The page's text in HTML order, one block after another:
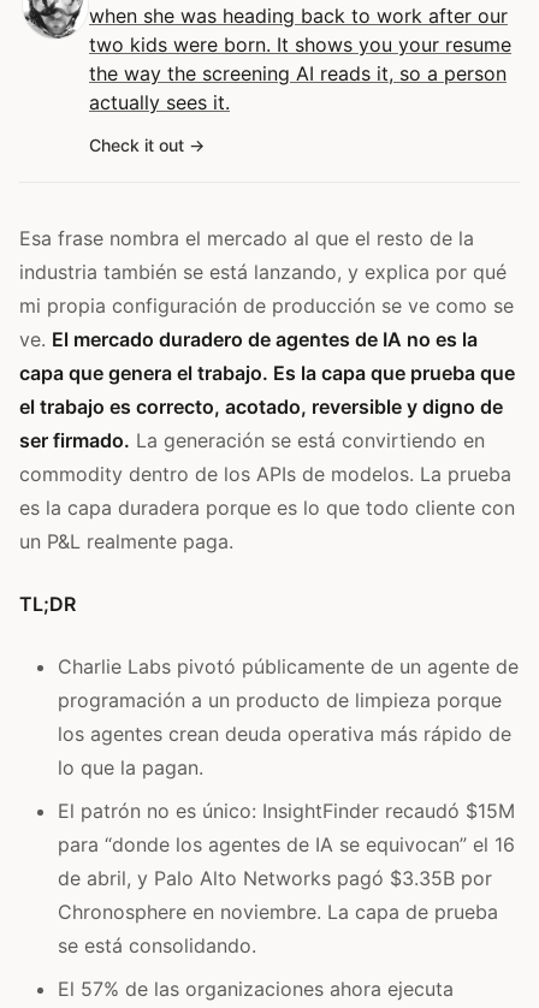
when she was heading back to work after our
two kids were born. It shows you your resume
the way the screening AI reads it, so a person
actually sees it.
Check it out
Esa frase nombra el mercado al que el resto de la
industria también se está lanzando, y explica por qué
mi propia configuración de producción se ve como se
ve. El mercado duradero de agentes de IA no es la
capa que genera el trabajo. Es la capa que prueba que
el trabajo es correcto, acotado, reversible y digno de
ser firmado. La generación se está convirtiendo en
commodity dentro de los APIs de modelos. La prueba
es la capa duradera porque es lo que todo cliente con
un P&L realmente paga.
TL;DR
Charlie Labs pivotó públicamente de un agente de
programación a un producto de limpieza porque
los agentes crean deuda operativa más rápido de
lo que la pagan.
El patrón no es único: InsightFinder recaudó $15M
para “donde los agentes de IA se equivocan” el 16
de abril, y Palo Alto Networks pagó $3.35B por
Chronosphere en noviembre. La capa de prueba
se está consolidando.
El 57% de las organizaciones ahora ejecuta